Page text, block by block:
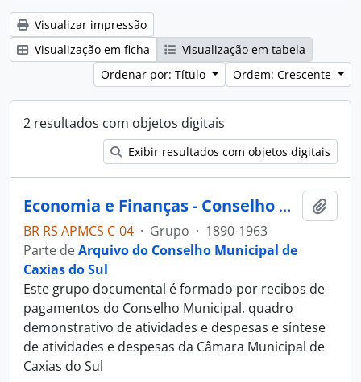
Visualizar impressão
Visualização em ficha
Visualização em tabela
Ordenar por: Título
Ordem: Crescente
2 resultados com objetos digitais
Exibir resultados com objetos digitais
Economia e Finanças - Conselho Municipal - Câmara Municipal de Caxias do Sul
BR RS APMCS C-04 · Grupo · 1890-1963
Parte deArquivo do Conselho Municipal de
Caxias do Sul
Este grupo documental é formado por recibos de
pagamentos do Conselho Municipal, quadro
demonstrativo de atividades e despesas e síntese
de atividades e despesas da Câmara Municipal de
Caxias do Sul